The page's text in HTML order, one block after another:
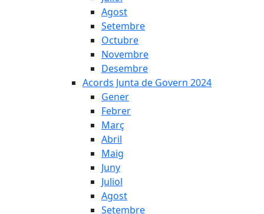
Agost
Setembre
Octubre
Novembre
Desembre
Acords Junta de Govern 2024
Gener
Febrer
Març
Abril
Maig
Juny
Juliol
Agost
Setembre